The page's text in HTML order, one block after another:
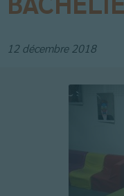
12 décembre 2018